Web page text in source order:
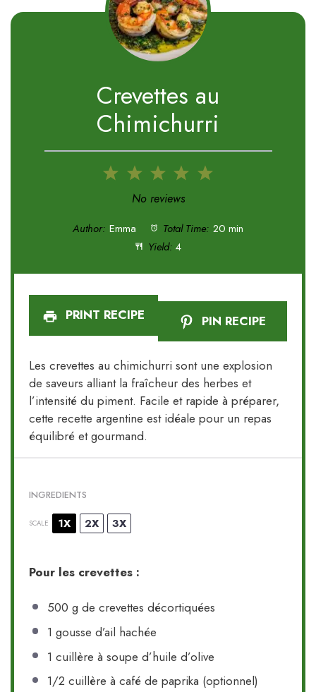
Crevettes au
Chimichurri
5
4
3
Stars
2
Stars
1
Star
No reviews
Author: Emma Total Time: 20 min
Yield: 4
PRINT RECIPE PIN RECIPE
Les crevettes au chimichurri sont une explosion
de saveurs alliant la fraîcheur des herbes et
l’intensité du piment. Facile et rapide à préparer,
cette recette argentine est idéale pour un repas
équilibré et gourmand.
INGREDIENTS
SCALE 1X 2X 3X
Pour les crevettes :
500 g de crevettes décortiquées
1 gousse d’ail hachée
1 cuillère à soupe d’huile d’olive
1/2 cuillère à café de paprika (optionnel)